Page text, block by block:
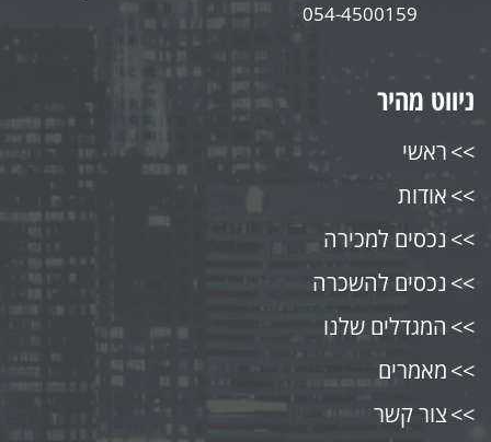
054-4500159
ניווט מהיר
ראשי
אודות
נכסים למכירה
נכסים להשכרה
המגדלים שלנו
מאמרים
צור קשר